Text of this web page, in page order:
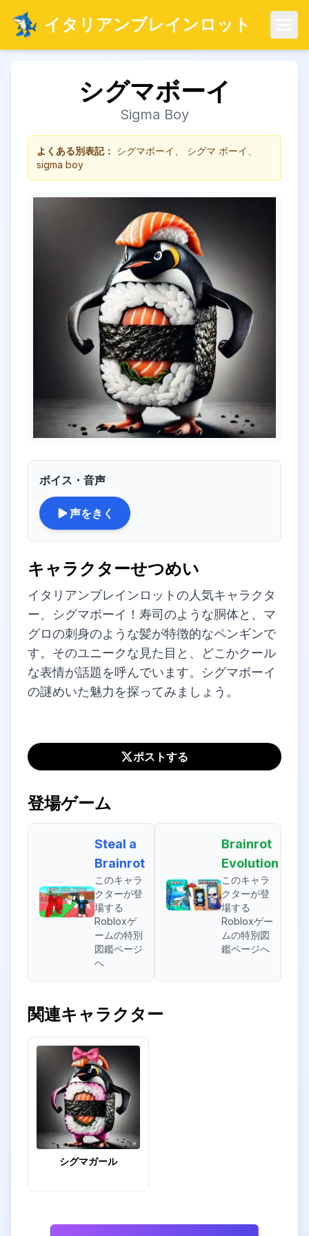
イタリアンブレインロット
シグマボーイ
Sigma Boy
よくある別表記： シグマボーイ、 シグマ ボーイ、
sigma boy
ボイス・音声
声をきく
キャラクターせつめい
イタリアンブレインロットの人気キャラクタ
ー、シグマボーイ！寿司のような胴体と、マ
グロの刺身のような髪が特徴的なペンギンで
す。そのユニークな見た目と、どこかクール
な表情が話題を呼んでいます。シグマボーイ
の謎めいた魅力を探ってみましょう。
ポストする
登場ゲーム
Steal a
Brainrot
このキャラ
クターが登
場する
Robloxゲ
ームの特別
図鑑ページ
へ
Brainrot
Evolution
このキャラ
クターが登
場する
Robloxゲー
ムの特別図
鑑ページへ
関連キャラクター
シグマガール